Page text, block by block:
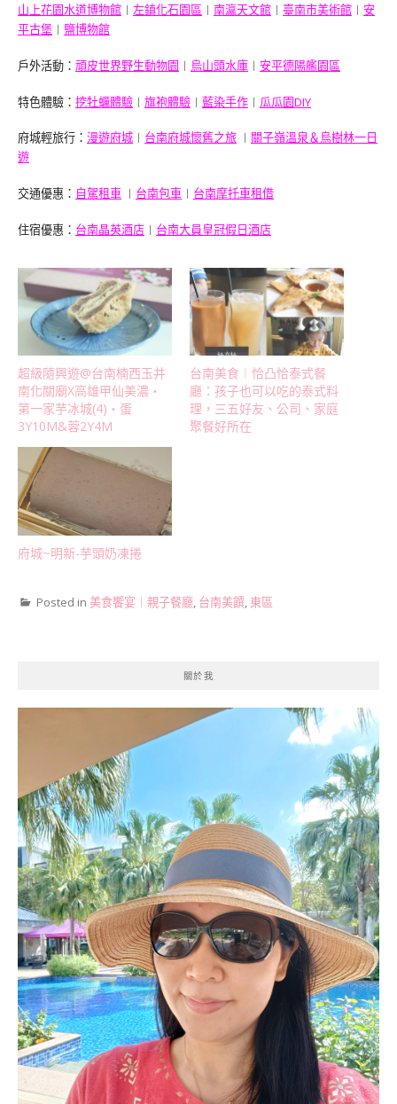
山上花園水道博物館 ︱ 左鎮化石園區 ︱ 南瀛天文館 ︱ 臺南市美術館 ︱ 安
平古堡 ︱ 鹽博物館
戶外活動： 頑皮世界野生動物園 ︱ 烏山頭水庫 ︱ 安平德陽艦園區
特色體驗： 挖牡蠣體驗 ︱ 旗袍體驗 ︱ 藍染手作 ︱ 瓜瓜園DIY
府城輕旅行： 漫遊府城 ︱ 台南府城懷舊之旅 ︱ 關子嶺溫泉＆烏樹林一日
遊
交通優惠： 自駕租車 ︱ 台南包車 ︱ 台南摩托車租借
住宿優惠： 台南晶英酒店 ︱ 台南大員皇冠假日酒店
超級隨興遊@台南楠西玉井
南化關廟X高雄甲仙美濃‧
第一家芋冰城(4)‧蛋
3Y10M&蓉2Y4M
台南美食︱恰凸恰泰式餐
廳：孩子也可以吃的泰式料
理，三五好友、公司、家庭
聚餐好所在
府城~明新-芋頭奶凍捲
Posted in 美食饗宴︱親子餐廳, 台南美饌, 東區
關於我